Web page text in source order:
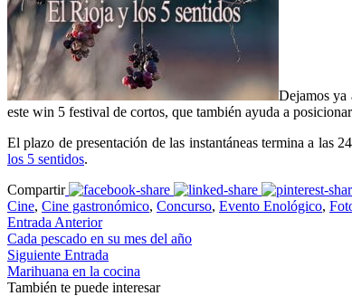
Dejamos ya
este win 5 festival de cortos, que también ayuda a
El plazo de presentación de las instantáneas termina a las
los 5 sentidos.
Compartir
Cine, Cine gastronómico, Concurso, Evento Enológico,
Entrada Anterior
Cada pescado en su mes del año
Siguiente Entrada
Marihuana en la cocina
También te puede interesar